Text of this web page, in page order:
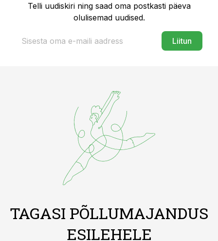
Telli uudiskiri ning saad oma postkasti päeva
olulisemad uudised.
Liitun
TAGASI PÕLLUMAJANDUS
ESILEHELE